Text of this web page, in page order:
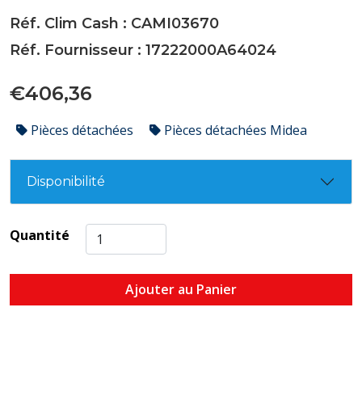
Réf. Clim Cash : CAMI03670
Réf. Fournisseur : 17222000A64024
€406,36
Pièces détachées Pièces détachées Midea
Disponibilité
Quantité
Ajouter au Panier